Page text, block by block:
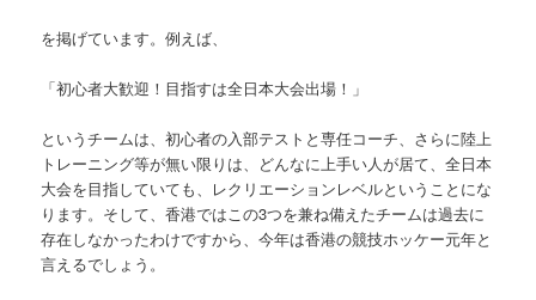
を掲げています。例えば、
「初心者大歓迎！目指すは全日本大会出場！」
というチームは、初心者の入部テストと専任コーチ、さらに陸上
トレーニング等が無い限りは、どんなに上手い人が居て、全日本
大会を目指していても、レクリエーションレベルということにな
ります。そして、香港ではこの3つを兼ね備えたチームは過去に
存在しなかったわけですから、今年は香港の競技ホッケー元年と
言えるでしょう。